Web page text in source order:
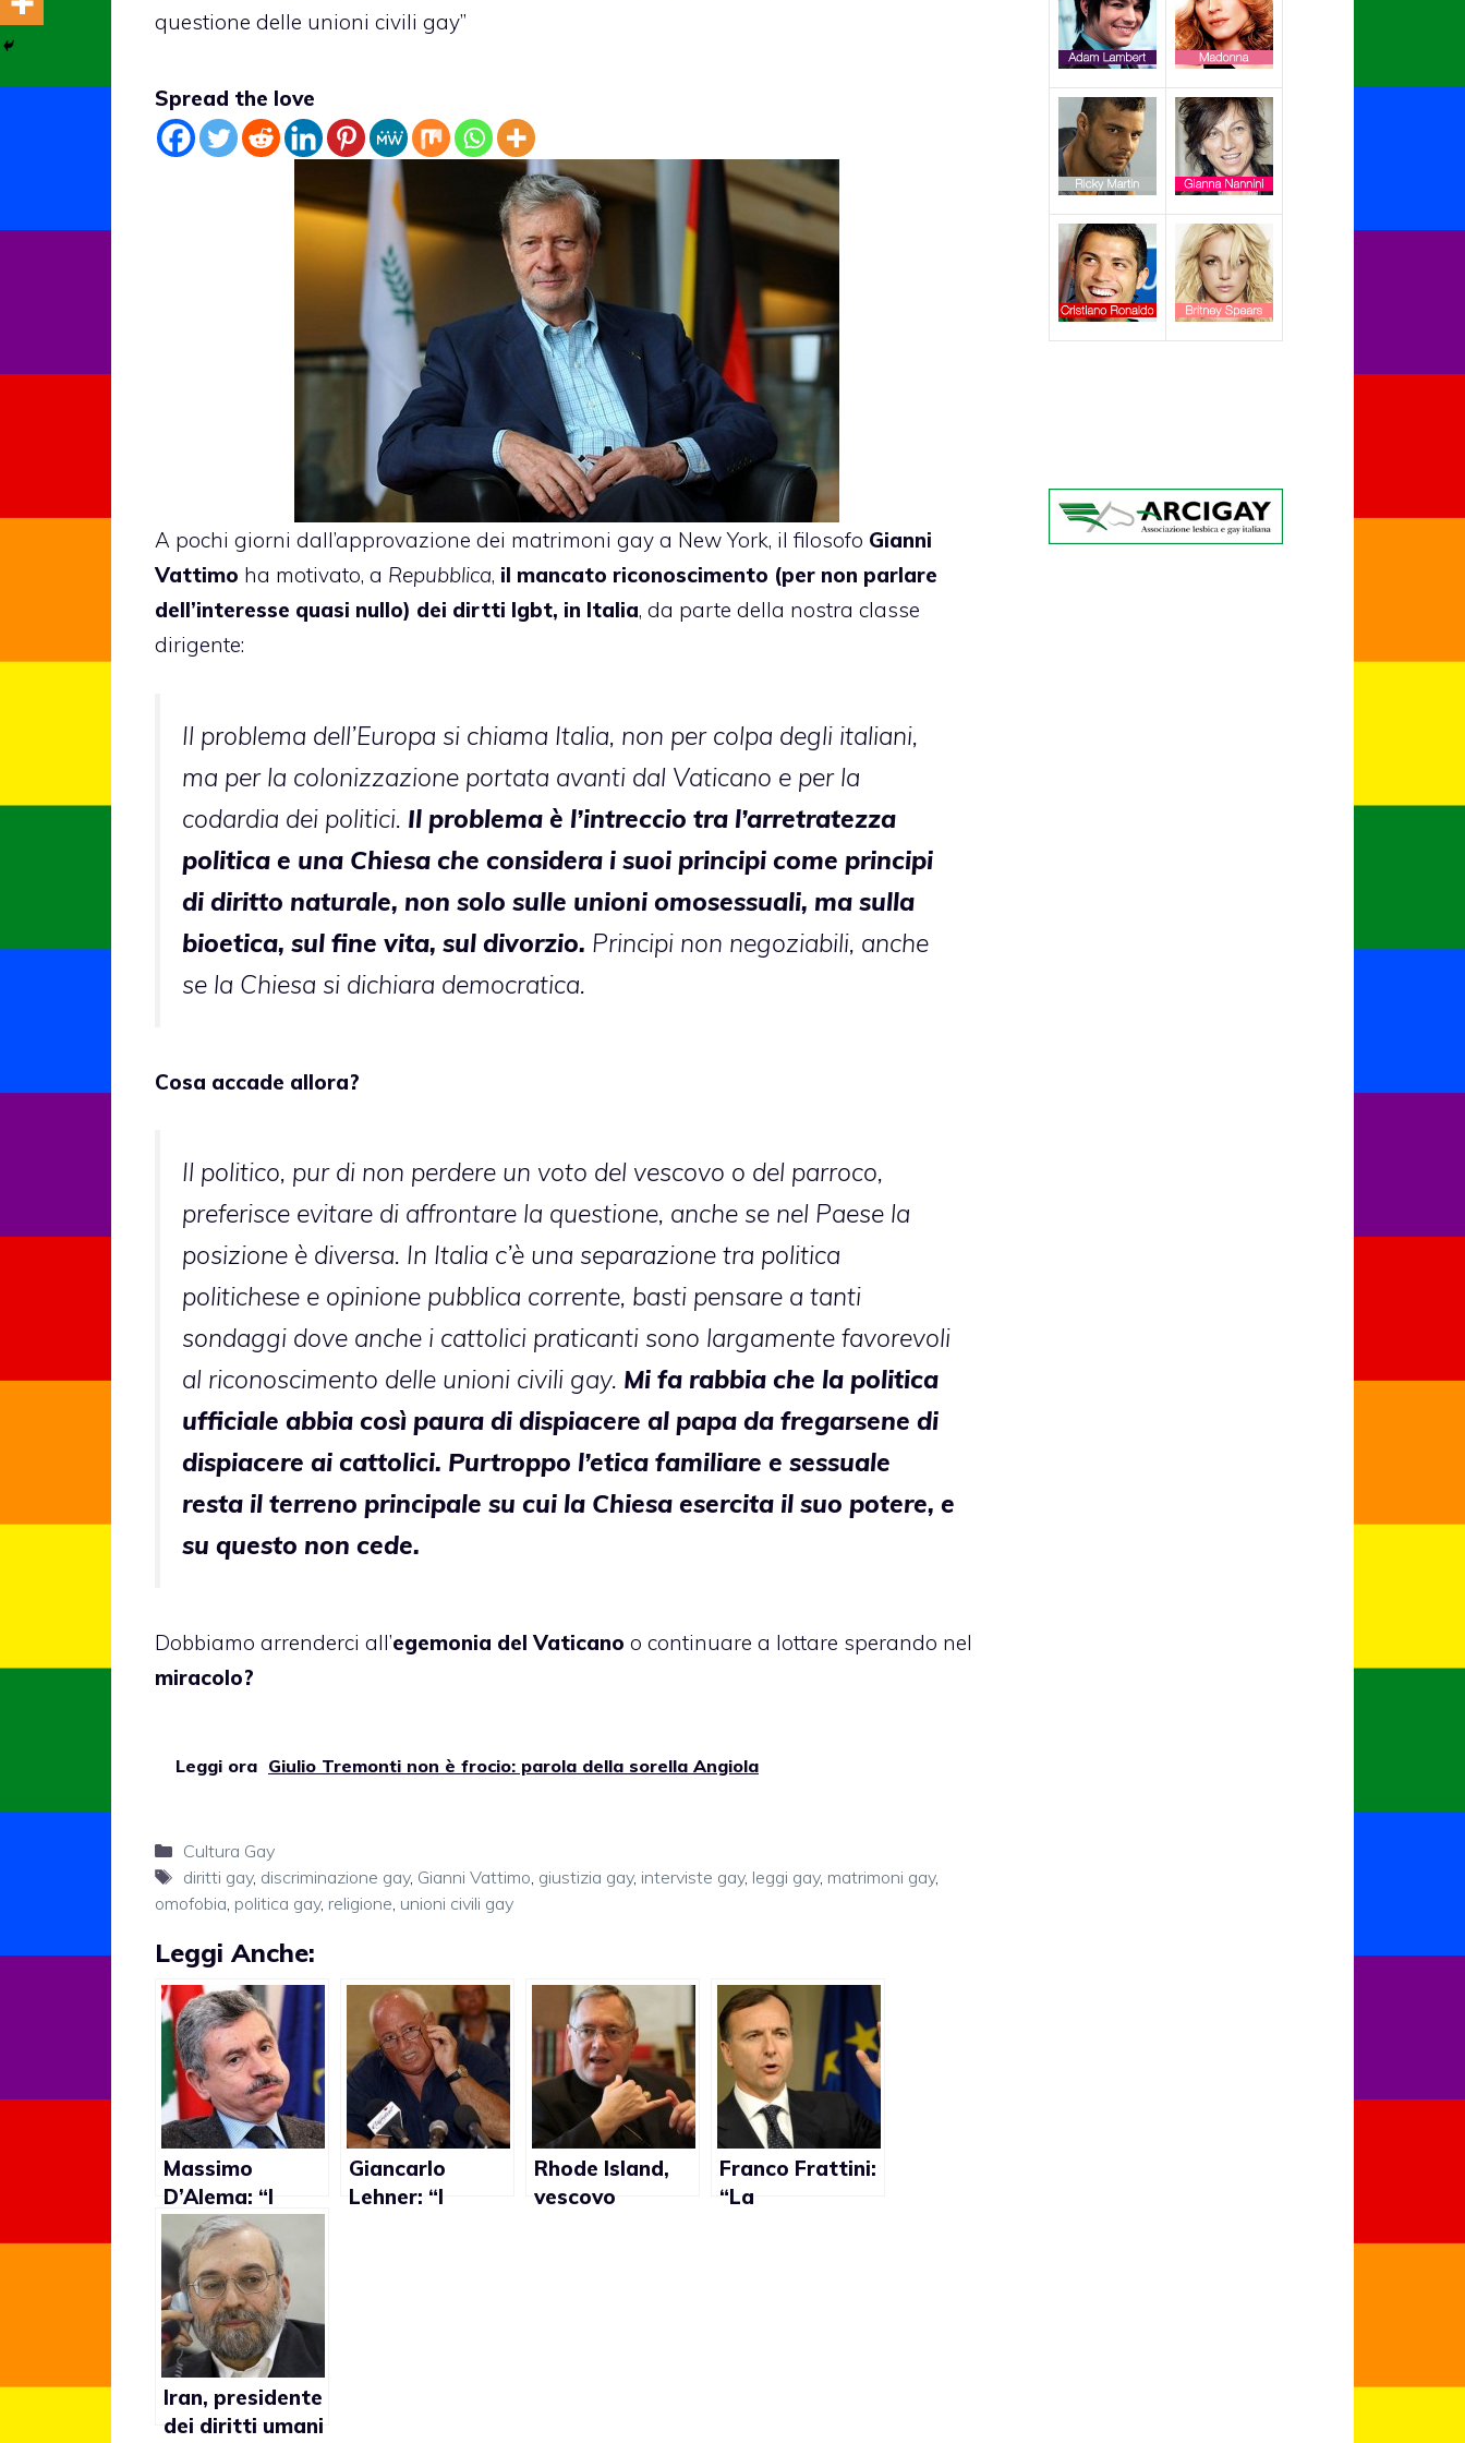
questione delle unioni civili gay”
Spread the love
A pochi giorni dall’approvazione dei matrimoni gay a New York, il filosofo Gianni
Vattimo ha motivato, a Repubblica, il mancato riconoscimento (per non parlare
dell’interesse quasi nullo) dei dirtti lgbt, in Italia, da parte della nostra classe
dirigente:
Il problema dell’Europa si chiama Italia, non per colpa degli italiani,
ma per la colonizzazione portata avanti dal Vaticano e per la
codardia dei politici. Il problema è l’intreccio tra l’arretratezza
politica e una Chiesa che considera i suoi principi come principi
di diritto naturale, non solo sulle unioni omosessuali, ma sulla
bioetica, sul fine vita, sul divorzio. Principi non negoziabili, anche
se la Chiesa si dichiara democratica.
Cosa accade allora?
Il politico, pur di non perdere un voto del vescovo o del parroco,
preferisce evitare di affrontare la questione, anche se nel Paese la
posizione è diversa. In Italia c’è una separazione tra politica
politichese e opinione pubblica corrente, basti pensare a tanti
sondaggi dove anche i cattolici praticanti sono largamente favorevoli
al riconoscimento delle unioni civili gay. Mi fa rabbia che la politica
ufficiale abbia così paura di dispiacere al papa da fregarsene di
dispiacere ai cattolici. Purtroppo l’etica familiare e sessuale
resta il terreno principale su cui la Chiesa esercita il suo potere, e
su questo non cede.
Dobbiamo arrenderci all’egemonia del Vaticano o continuare a lottare sperando nel
miracolo?
Leggi ora Giulio Tremonti non è frocio: parola della sorella Angiola
Categorie
Cultura Gay
Tag
diritti gay, discriminazione gay, Gianni Vattimo, giustizia gay, interviste gay, leggi gay, matrimoni gay,
omofobia, politica gay, religione, unioni civili gay
Leggi Anche:
Massimo
D’Alema: “I
diritti gay
possono
attendere,
prima bisogna
riformare lo
Stato e
rimettere in
moto
Giancarlo
Lehner: “I
Rhode Island,
vescovo
Franco Frattini:
“La
Iran, presidente
dei diritti umani